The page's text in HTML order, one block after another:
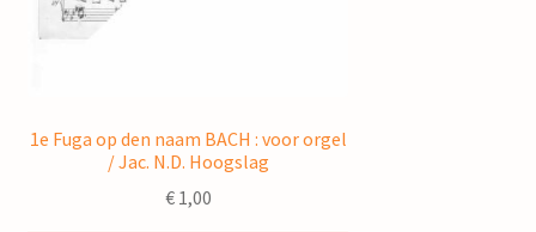
1e Fuga op den naam BACH : voor orgel
/ Jac. N.D. Hoogslag
€1,00